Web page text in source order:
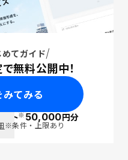
てガイド
無料公開中！
みてみる
ント※50,000円分
※条件・上限あり